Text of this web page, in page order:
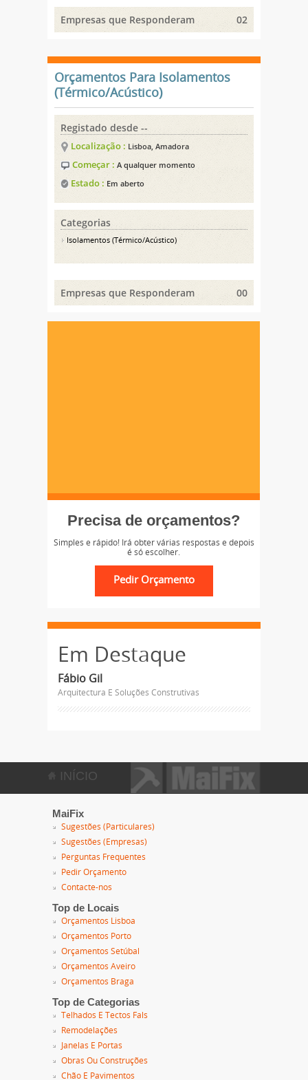
Empresas que Responderam 02
Orçamentos Para Isolamentos
(Térmico/Acústico)
Registado desde --
Localização : Lisboa, Amadora
Começar : A qualquer momento
Estado : Em aberto
Categorias
Isolamentos (Térmico/Acústico)
Empresas que Responderam 00
Precisa de orçamentos?
Simples e rápido! Irá obter várias respostas e depois
é só escolher.
Em Destaque
Fábio Gil
Arquitectura E Soluções Construtivas
INÍCIO
MaiFix
Sugestões (Particulares)
Sugestões (Empresas)
Perguntas Frequentes
Pedir Orçamento
Contacte-nos
Top de Locais
Orçamentos Lisboa
Orçamentos Porto
Orçamentos Setúbal
Orçamentos Aveiro
Orçamentos Braga
Top de Categorias
Telhados E Tectos Fals
Remodelações
Janelas E Portas
Obras Ou Construções
Chão E Pavimentos